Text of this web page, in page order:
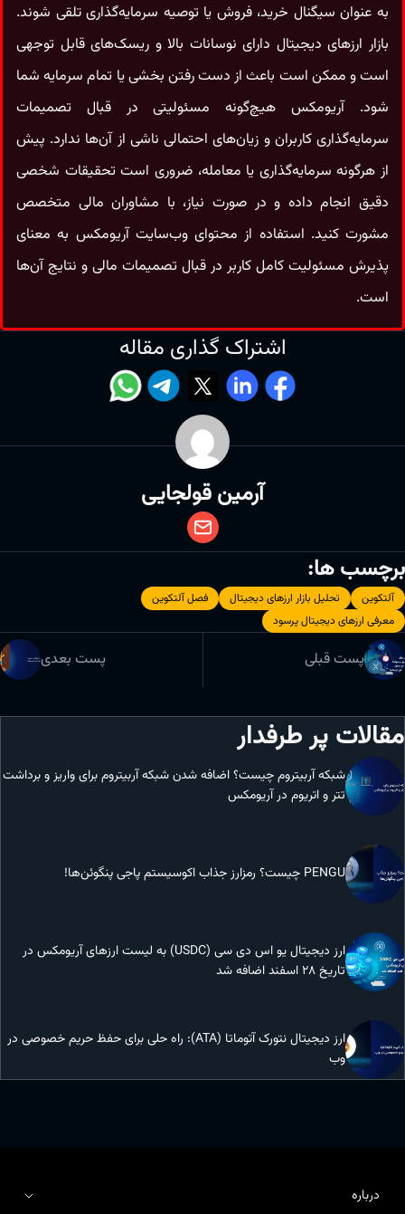
به‌ عنوان سیگنال خرید، فروش یا توصیه سرمایه‌گذاری تلقی شوند.
بازار ارزهای دیجیتال دارای نوسانات بالا و ریسک‌های قابل‌ توجهی
است و ممکن است باعث از دست رفتن بخشی یا تمام سرمایه شما
شود. آریومکس هیچ‌گونه مسئولیتی در قبال تصمیمات
سرمایه‌گذاری کاربران و زیان‌های احتمالی ناشی از آن‌ها ندارد. پیش
از هرگونه سرمایه‌گذاری یا معامله، ضروری است تحقیقات شخصی
دقیق انجام داده و در صورت نیاز، با مشاوران مالی متخصص
مشورت کنید. استفاده از محتوای وب‌سایت آریومکس به معنای
پذیرش مسئولیت کامل کاربر در قبال تصمیمات مالی و نتایج آن‌ها
است.
اشتراک گذاری مقاله
آرمین قولجایی
برچسب ها:
آلتکوین تحلیل بازار ارزهای دیجیتال
فصل آلتکوین
معرفی ارزهای دیجیتال پرسود
پست قبلی پست بعدی
مقالات پر طرفدار
شبکه آربیتروم چیست؟ اضافه شدن شبکه آربیتروم برای واریز و برداشت
تتر و اتریوم در آریومکس
PENGU چیست؟ رمزارز جذاب اکوسیستم پاجی پنگوئن‌ها!
ارز دیجیتال یو اس دی سی (USDC) به لیست ارزهای آریومکس در
تاریخ 28 اسفند اضافه شد
ارز دیجیتال نتورک آتوماتا (ATA): راه حلی برای حفظ حریم خصوصی در
وب
درباره